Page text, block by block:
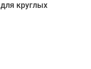
круглых